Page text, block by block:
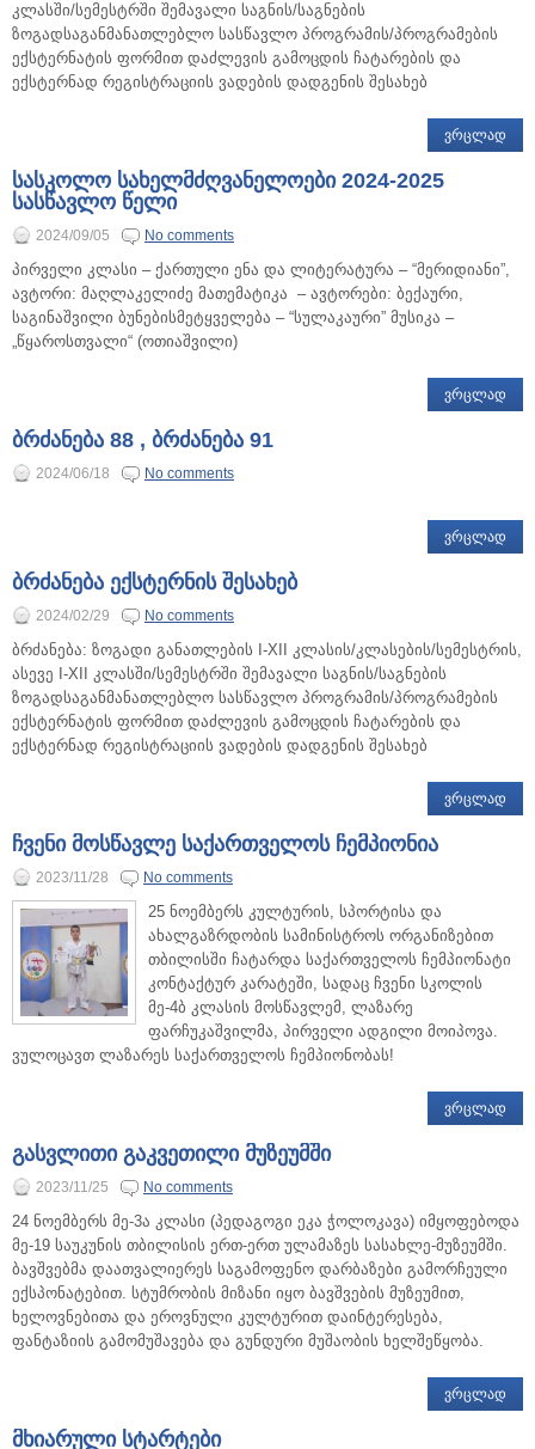
კლასში/სემესტრში შემავალი საგნის/საგნების
ზოგადსაგანმანათლებლო სასწავლო პროგრამის/პროგრამების
ექსტერნატის ფორმით დაძლევის გამოცდის ჩატარების და
ექსტერნად რეგისტრაციის ვადების დადგენის შესახებ
ᲕᲠᲪᲚᲐᲓ
სასკოლო სახელმძღვანელოები 2024-2025
სასწავლო წელი
2024/09/05 No comments
პირველი კლასი – ქართული ენა და ლიტერატურა – “მერიდიანი”,
ავტორი: მაღლაკელიძე მათემატიკა – ავტორები: ბექაური,
საგინაშვილი ბუნებისმეტყველება – “სულაკაური” მუსიკა –
„წყაროსთვალი“ (ოთიაშვილი)
ᲕᲠᲪᲚᲐᲓ
ბრძანება 88 , ბრძანება 91
2024/06/18 No comments
ᲕᲠᲪᲚᲐᲓ
ბრძანება ექსტერნის შესახებ
2024/02/29 No comments
ბრძანება: ზოგადი განათლების I-XII კლასის/კლასების/სემესტრის,
ასევე I-XII კლასში/სემესტრში შემავალი საგნის/საგნების
ზოგადსაგანმანათლებლო სასწავლო პროგრამის/პროგრამების
ექსტერნატის ფორმით დაძლევის გამოცდის ჩატარების და
ექსტერნად რეგისტრაციის ვადების დადგენის შესახებ
ᲕᲠᲪᲚᲐᲓ
ჩვენი მოსწავლე საქართველოს ჩემპიონია
2023/11/28 No comments
25 ნოემბერს კულტურის, სპორტისა და
ახალგაზრდობის სამინისტროს ორგანიზებით
თბილისში ჩატარდა საქართველოს ჩემპიონატი
კონტაქტურ კარატეში, სადაც ჩვენი სკოლის
მე-4ბ კლასის მოსწავლემ, ლაზარე
ფარჩუკაშვილმა, პირველი ადგილი მოიპოვა.
ვულოცავთ ლაზარეს საქართველოს ჩემპიონობას!
ᲕᲠᲪᲚᲐᲓ
გასვლითი გაკვეთილი მუზეუმში
2023/11/25 No comments
24 ნოემბერს მე-3ა კლასი (პედაგოგი ეკა ჭოლოკავა) იმყოფებოდა
მე-19 საუკუნის თბილისის ერთ-ერთ ულამაზეს სასახლე-მუზეუმში.
ბავშვებმა დაათვალიერეს საგამოფენო დარბაზები გამორჩეული
ექსპონატებით. სტუმრობის მიზანი იყო ბავშვების მუზეუმით,
ხელოვნებითა და ეროვნული კულტურით დაინტერესება,
ფანტაზიის გამომუშავება და გუნდური მუშაობის ხელშეწყობა.
ᲕᲠᲪᲚᲐᲓ
მხიარული სტარტები